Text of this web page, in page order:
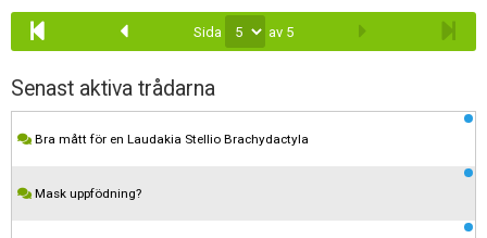
Sida av 5
Senast aktiva trådarna
Bra mått för en Laudakia Stellio Brachydactyla
Mask uppfödning?
Skapa konto